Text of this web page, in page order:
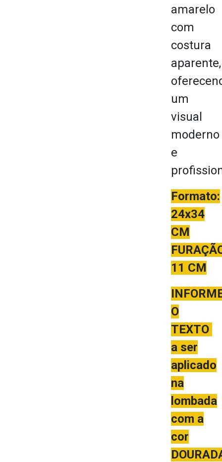
amarelo
com
costura
aparente,
um
visual
moderno
e
Formato:
24x34
CM
11 CM
O
TEXTO
a ser
aplicado
na
lombada
com a
cor